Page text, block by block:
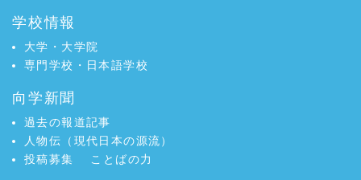
学校情報
大学・大学院
専門学校・日本語学校
向学新聞
過去の報道記事
人物伝（現代日本の源流）
投稿募集
ことばの力